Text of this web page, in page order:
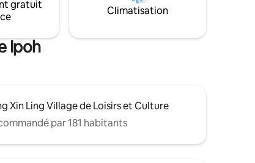
gratuit
Climatisation
Ipoh
Xin Ling Village de Loisirs et Culture
par 181 habitants